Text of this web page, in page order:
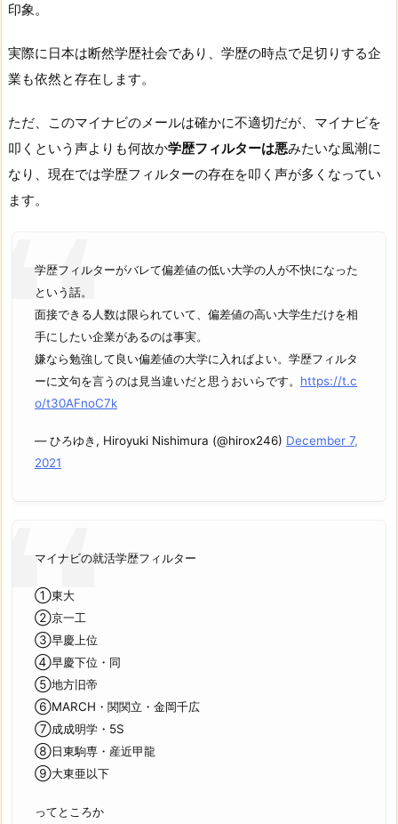
印象。
実際に日本は断然学歴社会であり、学歴の時点で足切りする企
業も依然と存在します。
ただ、このマイナビのメールは確かに不適切だが、マイナビを
叩くという声よりも何故か学歴フィルターは悪みたいな風潮に
なり、現在では学歴フィルターの存在を叩く声が多くなってい
ます。
学歴フィルターがバレて偏差値の低い大学の人が不快になった
という話。
面接できる人数は限られていて、偏差値の高い大学生だけを相
手にしたい企業があるのは事実。
嫌なら勉強して良い偏差値の大学に入ればよい。学歴フィルタ
ーに文句を言うのは見当違いだと思うおいらです。 https://t.c
o/t30AFnoC7k
— ひろゆき, Hiroyuki Nishimura (@hirox246) December 7,
2021
マイナビの就活学歴フィルター
①東大
②京一工
③早慶上位
④早慶下位・同
⑤地方旧帝
⑥MARCH・関関立・金岡千広
⑦成成明学・5S
⑧日東駒専・産近甲龍
⑨大東亜以下
ってところか